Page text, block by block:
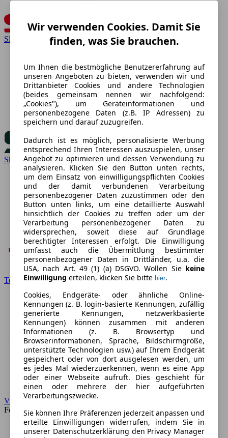
SEAT
Skoda
Toyota
VW
Forum
Wir verwenden Cookies. Damit Sie
finden, was Sie brauchen.
Um Ihnen die bestmögliche Benutzererfahrung auf
unseren Angeboten zu bieten, verwenden wir und
Drittanbieter Cookies und andere Technologien
(beides gemeinsam nennen wir nachfolgend:
„Cookies"), um Geräteinformationen und
personenbezogene Daten (z.B. IP Adressen) zu
speichern und darauf zuzugreifen.
Dadurch ist es möglich, personalisierte Werbung
entsprechend Ihren Interessen auszuspielen, unser
Angebot zu optimieren und dessen Verwendung zu
analysieren. Klicken Sie den Button unten rechts,
um dem Einsatz von einwilligungspflichten Cookies
und der damit verbundenen Verarbeitung
personenbezogener Daten zuzustimmen oder den
Button unten links, um eine detaillierte Auswahl
hinsichtlich der Cookies zu treffen oder um der
Verarbeitung personenbezogener Daten zu
widersprechen, soweit diese auf Grundlage
berechtigter Interessen erfolgt. Die Einwilligung
umfasst auch die Übermittlung bestimmter
personenbezogener Daten in Drittländer, u.a. die
USA, nach Art. 49 (1) (a) DSGVO. Wollen Sie keine
Einwilligung erteilen, klicken Sie bitte hier.
Cookies, Endgeräte- oder ähnliche Online-
Kennungen (z. B. login-basierte Kennungen, zufällig
generierte Kennungen, netzwerkbasierte
Kennungen) können zusammen mit anderen
Informationen (z. B. Browsertyp und
Browserinformationen, Sprache, Bildschirmgröße,
unterstützte Technologien usw.) auf Ihrem Endgerät
gespeichert oder von dort ausgelesen werden, um
es jedes Mal wiederzuerkennen, wenn es eine App
oder einer Webseite aufruft. Dies geschieht für
einen oder mehrere der hier aufgeführten
Verarbeitungszwecke.
Sie können Ihre Präferenzen jederzeit anpassen und
erteilte Einwilligungen widerrufen, indem Sie in
unserer Datenschutzerklärung den Privacy Manager